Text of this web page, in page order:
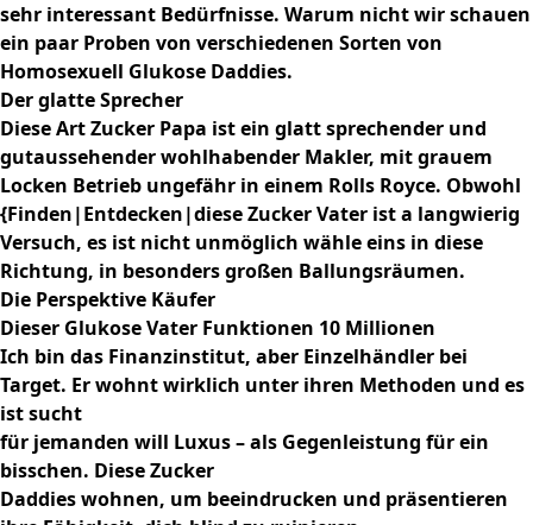
sehr interessant Bedürfnisse. Warum nicht wir schauen
ein paar Proben von verschiedenen Sorten von
Homosexuell Glukose Daddies.
Der glatte Sprecher
Diese Art Zucker Papa ist ein glatt sprechender und
gutaussehender wohlhabender Makler, mit grauem
Locken Betrieb ungefähr in einem Rolls Royce. Obwohl
{Finden|Entdecken|diese Zucker Vater ist a langwierig
Versuch, es ist nicht unmöglich wähle eins in diese
Richtung, in besonders großen Ballungsräumen.
Die Perspektive Käufer
Dieser Glukose Vater Funktionen 10 Millionen
Ich bin das Finanzinstitut, aber Einzelhändler bei
Target. Er wohnt wirklich unter ihren Methoden und es
ist sucht
für jemanden will Luxus – als Gegenleistung für ein
bisschen. Diese Zucker
Daddies wohnen, um beeindrucken und präsentieren